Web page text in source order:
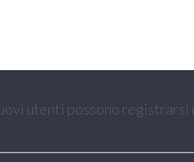
utenti possono